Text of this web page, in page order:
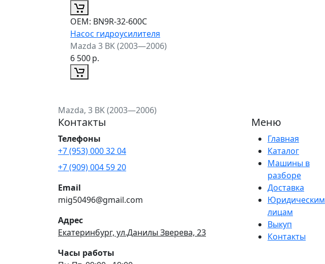
ОЕМ: BN9R-32-600C
Насос гидроусилителя
Mazda 3 BK (2003—2006)
6 500р.
Mazda, 3 BK (2003—2006)
Контакты
Телефоны
+7 (953) 000 32 04
+7 (909) 004 59 20
Email
mig50496@gmail.com
Адрес
Екатеринбург, ул.Данилы Зверева, 23
Часы работы
Меню
Главная
Каталог
Машины в
разборе
Доставка
Юридическим
лицам
Выкуп
Контакты